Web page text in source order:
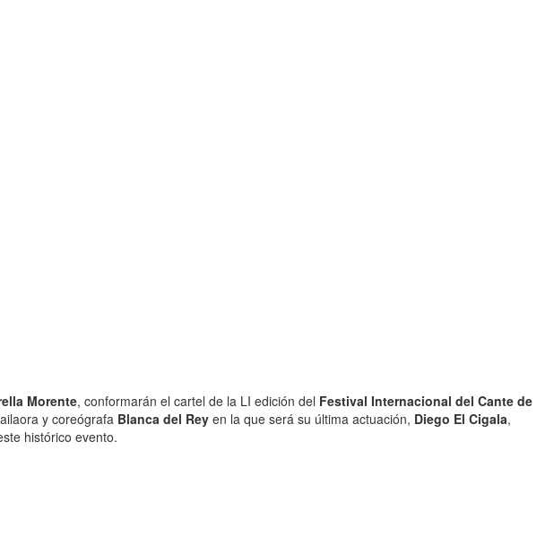
Morente, conformarán el cartel de la LI edición del Festival Internacional del Cante de
y coreógrafa Blanca del Rey en la que será su última actuación, Diego El Cigala,
histórico evento.